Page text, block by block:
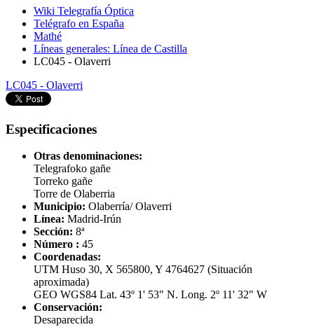
Wiki Telegrafía Óptica
Telégrafo en España
Mathé
Líneas generales: Línea de Castilla
LC045 - Olaverri
LC045 - Olaverri
Especificaciones
Otras denominaciones:
Telegrafoko gañe
Torreko gañe
Torre de Olaberria
Municipio: Olaberría/ Olaverri
Línea: Madrid-Irún
Sección: 8ª
Número : 45
Coordenadas:
UTM Huso 30, X 565800, Y 4764627 (Situación
aproximada)
GEO WGS84 Lat. 43º 1' 53" N. Long. 2º 11' 32" W
Conservación:
Desaparecida